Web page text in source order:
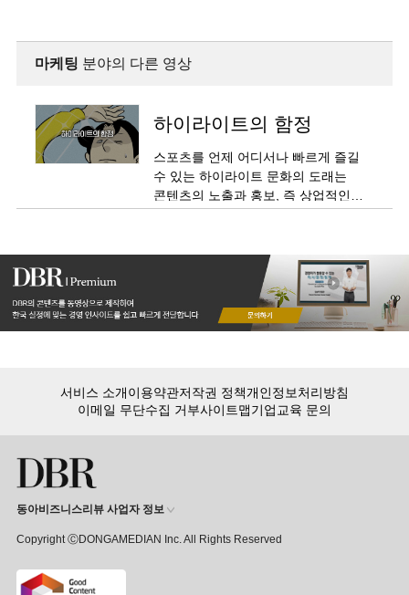
마케팅 분야의 다른 영상
하이라이트의 함정
스포츠를 언제 어디서나 빠르게 즐길
수 있는 하이라이트 문화의 도래는
콘텐츠의 노출과 홍보, 즉 상업적인
그러나 긍정적 영향만 미치는 것은
서비스 소개이용약관저작권 정책개인정보처리방침
이메일 무단수집 거부사이트맵기업교육 문의
동아비즈니스리뷰 사업자 정보
Copyright ⒸDONGAMEDIAN Inc. All Rights Reserved